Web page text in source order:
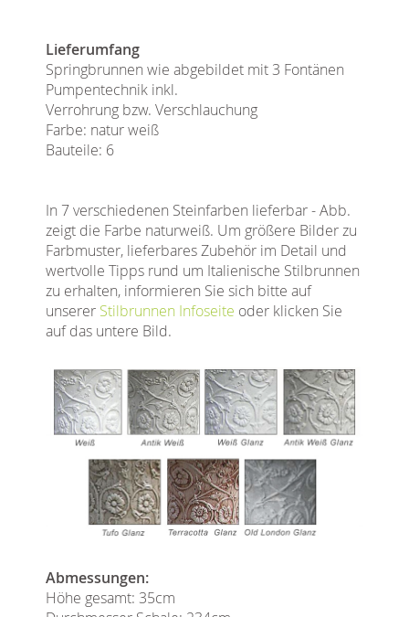
Lieferumfang
Springbrunnen wie abgebildet mit 3 Fontänen
Pumpentechnik inkl.
Verrohrung bzw. Verschlauchung
Farbe: natur weiß
Bauteile: 6
In 7 verschiedenen Steinfarben lieferbar - Abb.
zeigt die Farbe naturweiß. Um größere Bilder zu
Farbmuster, lieferbares Zubehör im Detail und
wertvolle Tipps rund um Italienische Stilbrunnen
zu erhalten, informieren Sie sich bitte auf
unserer Stilbrunnen Infoseite oder klicken Sie
auf das untere Bild.
Abmessungen:
Höhe gesamt: 35cm